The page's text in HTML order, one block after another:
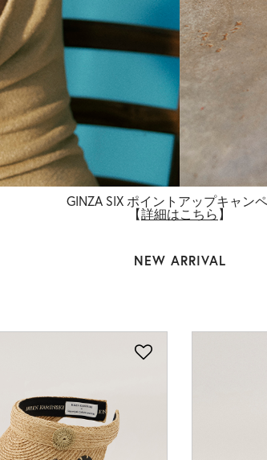
GINZA SIX ポイントアップキャン
【詳細はこちら】
NEW ARRIVAL